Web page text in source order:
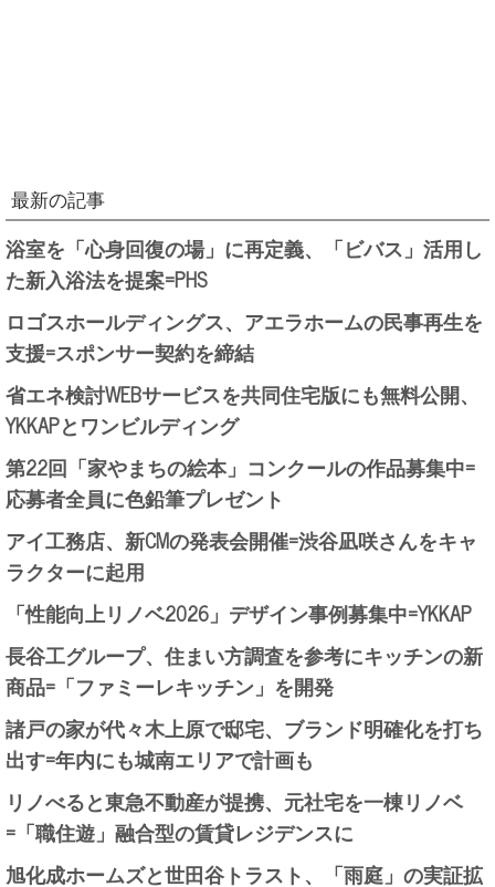
最新の記事
浴室を「心身回復の場」に再定義、「ビバス」活用し
た新入浴法を提案=PHS
ロゴスホールディングス、アエラホームの民事再生を
支援=スポンサー契約を締結
省エネ検討WEBサービスを共同住宅版にも無料公開、
YKKAPとワンビルディング
第22回「家やまちの絵本」コンクールの作品募集中=
応募者全員に色鉛筆プレゼント
アイ工務店、新CMの発表会開催=渋谷凪咲さんをキャ
ラクターに起用
「性能向上リノベ2026」デザイン事例募集中=YKKAP
長谷工グループ、住まい方調査を参考にキッチンの新
商品=「ファミーレキッチン」を開発
諸戸の家が代々木上原で邸宅、ブランド明確化を打ち
出す=年内にも城南エリアで計画も
リノべると東急不動産が提携、元社宅を一棟リノベ
=「職住遊」融合型の賃貸レジデンスに
旭化成ホームズと世田谷トラスト、「雨庭」の実証拡